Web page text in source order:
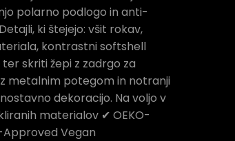
polarno podlogo in anti-
ki štejejo: všit rokav,
kontrastni softshell
skriti žepi z zadrgo za
metalnim potegom in notranji
dekoracijo. Na voljo v
materialov ✔ OEKO-
Approved Vegan